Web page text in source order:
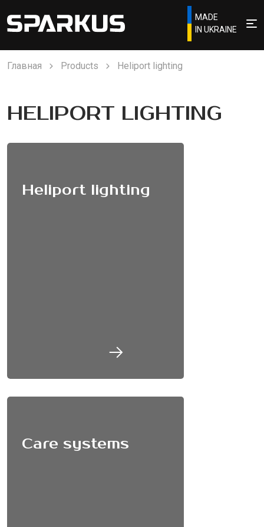
MADE
IN UKRAINE
Главная Products Heliport lighting
HELIPORT LIGHTING
Heliport lighting
Care systems